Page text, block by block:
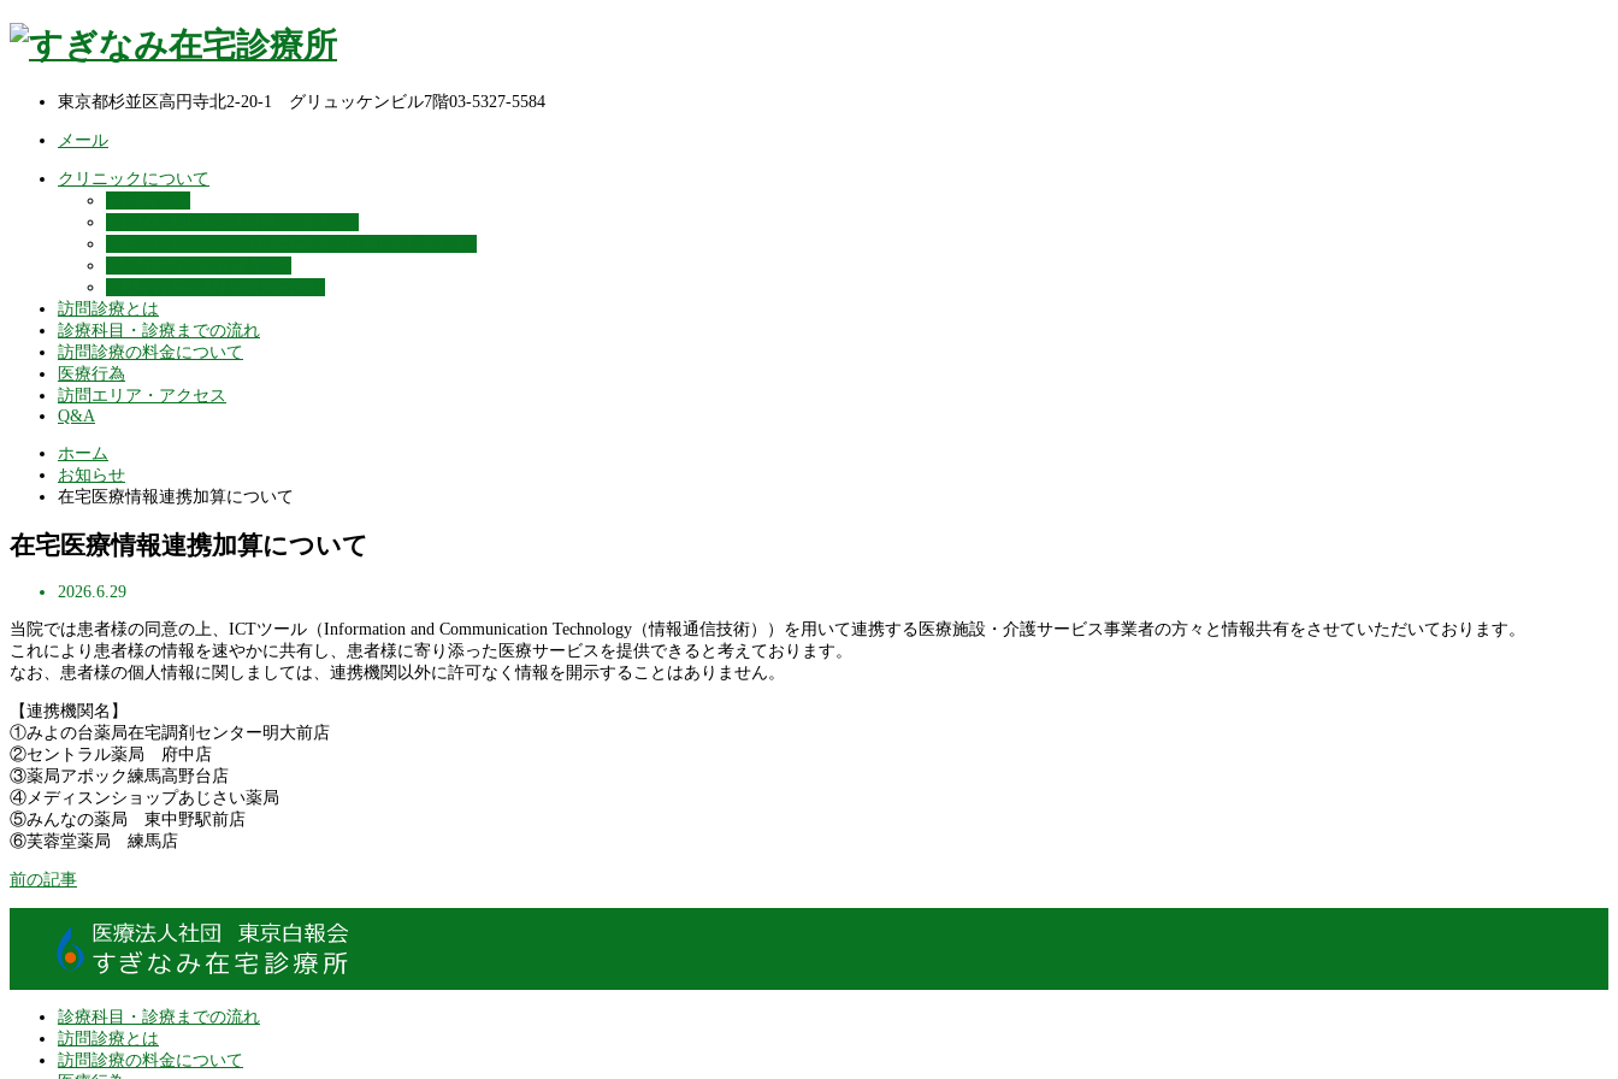
東京都杉並区高円寺北2-20-1 グリュッケンビル7階03-5327-5584
メール
クリニックについて
訪問診療とは
診療科目・診療までの流れ
訪問診療の料金について
医療行為
訪問エリア・アクセス
Q&A
ホーム
お知らせ
在宅医療情報連携加算について
在宅医療情報連携加算について
2026.6.29
当院では患者様の同意の上、ICTツール（Information and Communication Technology（情報通信技術））を用いて連携する医療施設・介護サービス事業者の方々と情報共有をさせていただいております。
これにより患者様の情報を速やかに共有し、患者様に寄り添った医療サービスを提供できると考えております。
なお、患者様の個人情報に関しましては、連携機関以外に許可なく情報を開示することはありません。
【連携機関名】
①みよの台薬局在宅調剤センター明大前店
②セントラル薬局 府中店
③薬局アポック練馬高野台店
④メディスンショップあじさい薬局
⑤みんなの薬局 東中野駅前店
⑥芙蓉堂薬局 練馬店
前の記事
診療科目・診療までの流れ
訪問診療とは
訪問診療の料金について